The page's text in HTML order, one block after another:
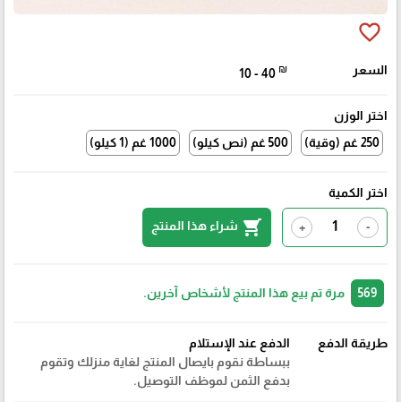
favorite_border
السعر 10 - 40 ₪
اختر الوزن
250 غم (وقية)
500 غم (نص كيلو) 1000 غم (1 كيلو)
اختر الكمية
-
+
shopping_cart شراء هذا المنتج
مرة تم بيع هذا المنتج لأشخاص آخرين.
طريقة الدفع
الدفع عند الإستلام
ببساطة نقوم بايصال المنتج لغاية منزلك وتقوم
بدفع الثمن لموظف التوصيل.